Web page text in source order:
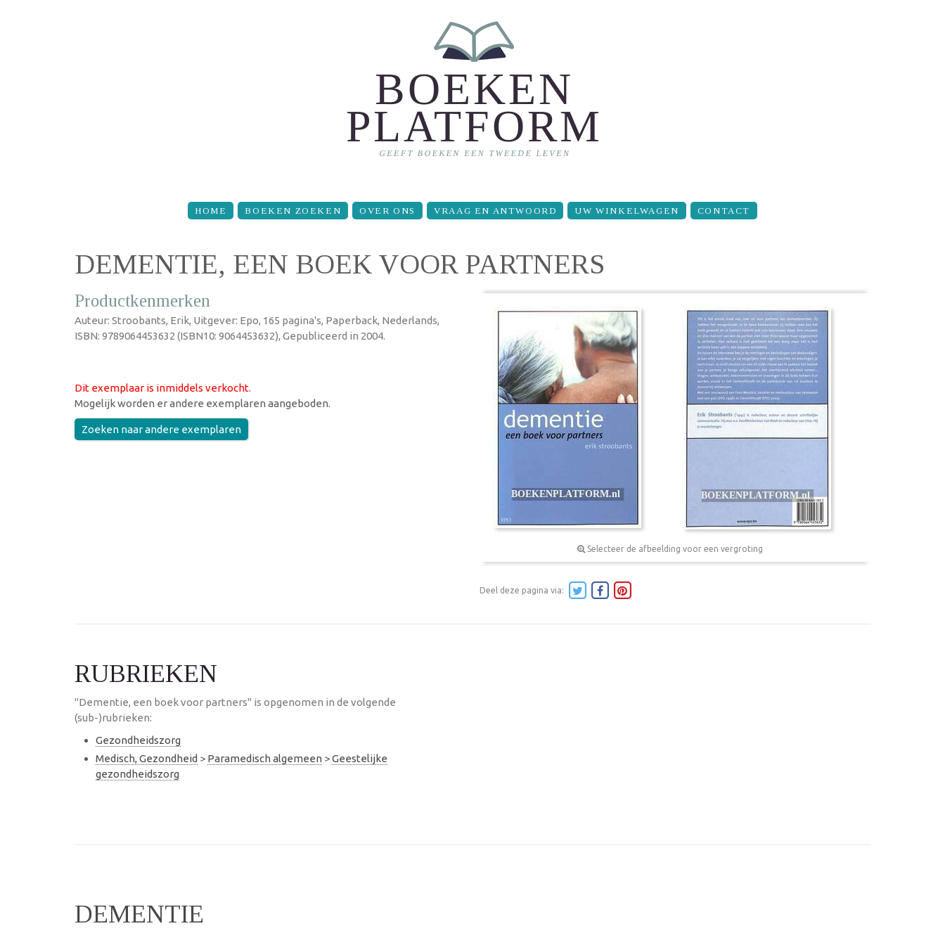
HOME BOEKEN ZOEKEN OVER ONS VRAAG EN ANTWOORD UW WINKELWAGEN CONTACT
DEMENTIE, EEN BOEK VOOR PARTNERS
Productkenmerken
Auteur: Stroobants, Erik, Uitgever: Epo, 165 pagina's, Paperback, Nederlands,
ISBN: 9789064453632 (ISBN10: 9064453632), Gepubliceerd in 2004.
Dit exemplaar is inmiddels verkocht.
Mogelijk worden er andere exemplaren aangeboden.
Zoeken naar andere exemplaren
Selecteer de afbeelding voor een vergroting
Deel deze pagina via:
RUBRIEKEN
"Dementie, een boek voor partners" is opgenomen in de volgende
(sub-)rubrieken:
Gezondheidszorg
Medisch, Gezondheid > Paramedisch algemeen >Geestelijke
gezondheidszorg
DEMENTIE